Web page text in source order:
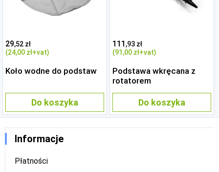
29,52 zł
(24,00 zł+vat)
Koło wodne do podstaw
Do koszyka
111 ,93 zł
(91 ,00 zł+vat)
Podstawa wkręcana z
rotatorem
Do koszyka
Informacje
Płatności